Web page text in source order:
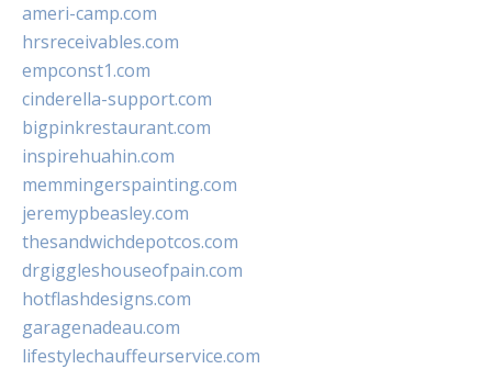
ameri-camp.com
hrsreceivables.com
empconst1.com
cinderella-support.com
bigpinkrestaurant.com
inspirehuahin.com
memmingerspainting.com
jeremypbeasley.com
thesandwichdepotcos.com
drgiggleshouseofpain.com
hotflashdesigns.com
garagenadeau.com
lifestylechauffeurservice.com